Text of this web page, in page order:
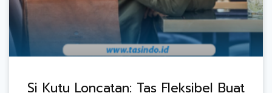
Si Kutu Loncatan: Tas Fleksibel Buat